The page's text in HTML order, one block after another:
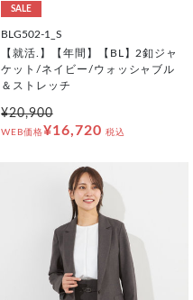
SALE
BLG502-1_S
【就活.】【年間】【BL】2釦ジャ
ケット/ネイビー/ウォッシャブル
＆ストレッチ
¥20,900
WEB価格¥16,720 税込